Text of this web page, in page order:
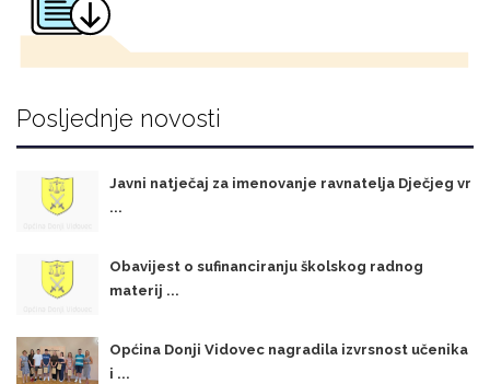
Posljednje novosti
Javni natječaj za imenovanje ravnatelja Dječjeg vr
...
Obavijest o sufinanciranju školskog radnog
materij ...
Općina Donji Vidovec nagradila izvrsnost učenika
i ...